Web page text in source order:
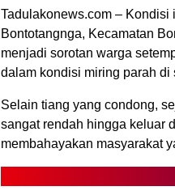
Tadulakonews.com – Kondisi
Bontotangnga, Kecamatan
menjadi sorotan warga
dalam kondisi miring parah di
Selain tiang yang condong,
sangat rendah hingga keluar
membahayakan masyarakat